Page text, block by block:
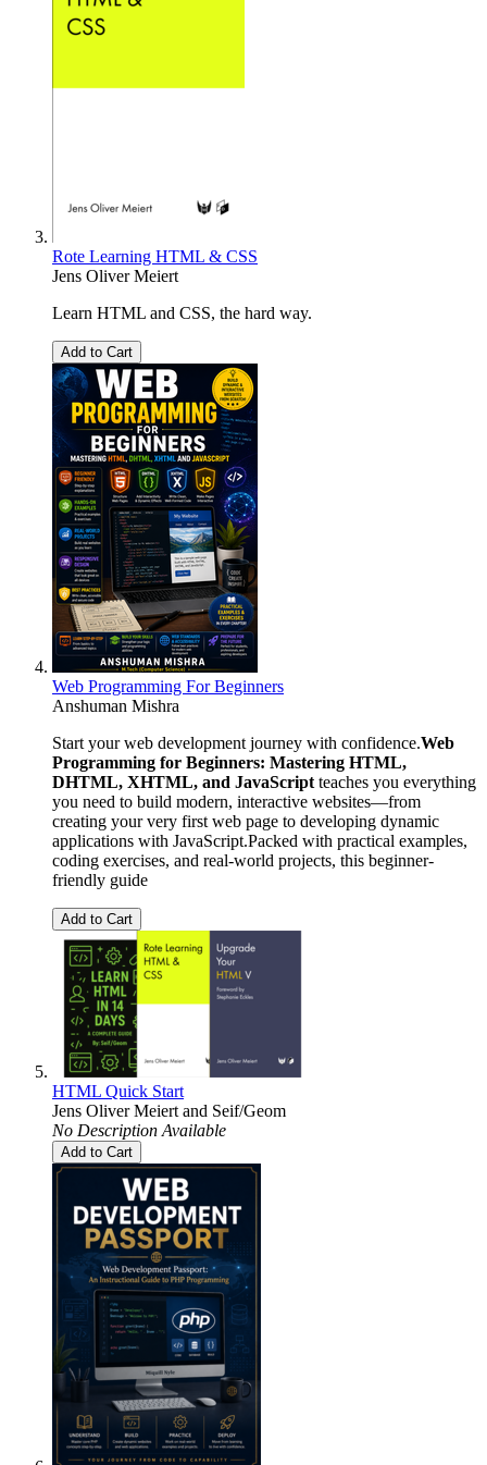
Rote Learning HTML & CSS
Jens Oliver Meiert
Learn HTML and CSS, the hard way.
Add to Cart
Web Programming For Beginners
Anshuman Mishra
Start your web development journey with confidence.Web
Programming for Beginners: Mastering HTML,
DHTML, XHTML, and JavaScript teaches you everything
you need to build modern, interactive websites—from
creating your very first web page to developing dynamic
applications with JavaScript.Packed with practical examples,
coding exercises, and real-world projects, this beginner-
friendly guide
Add to Cart
HTML Quick Start
Jens Oliver Meiert and Seif/Geom
No Description Available
Add to Cart